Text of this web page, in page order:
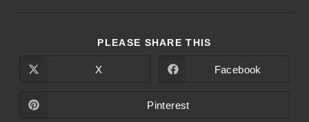
PLEASE SHARE THIS
X Facebook
Pinterest